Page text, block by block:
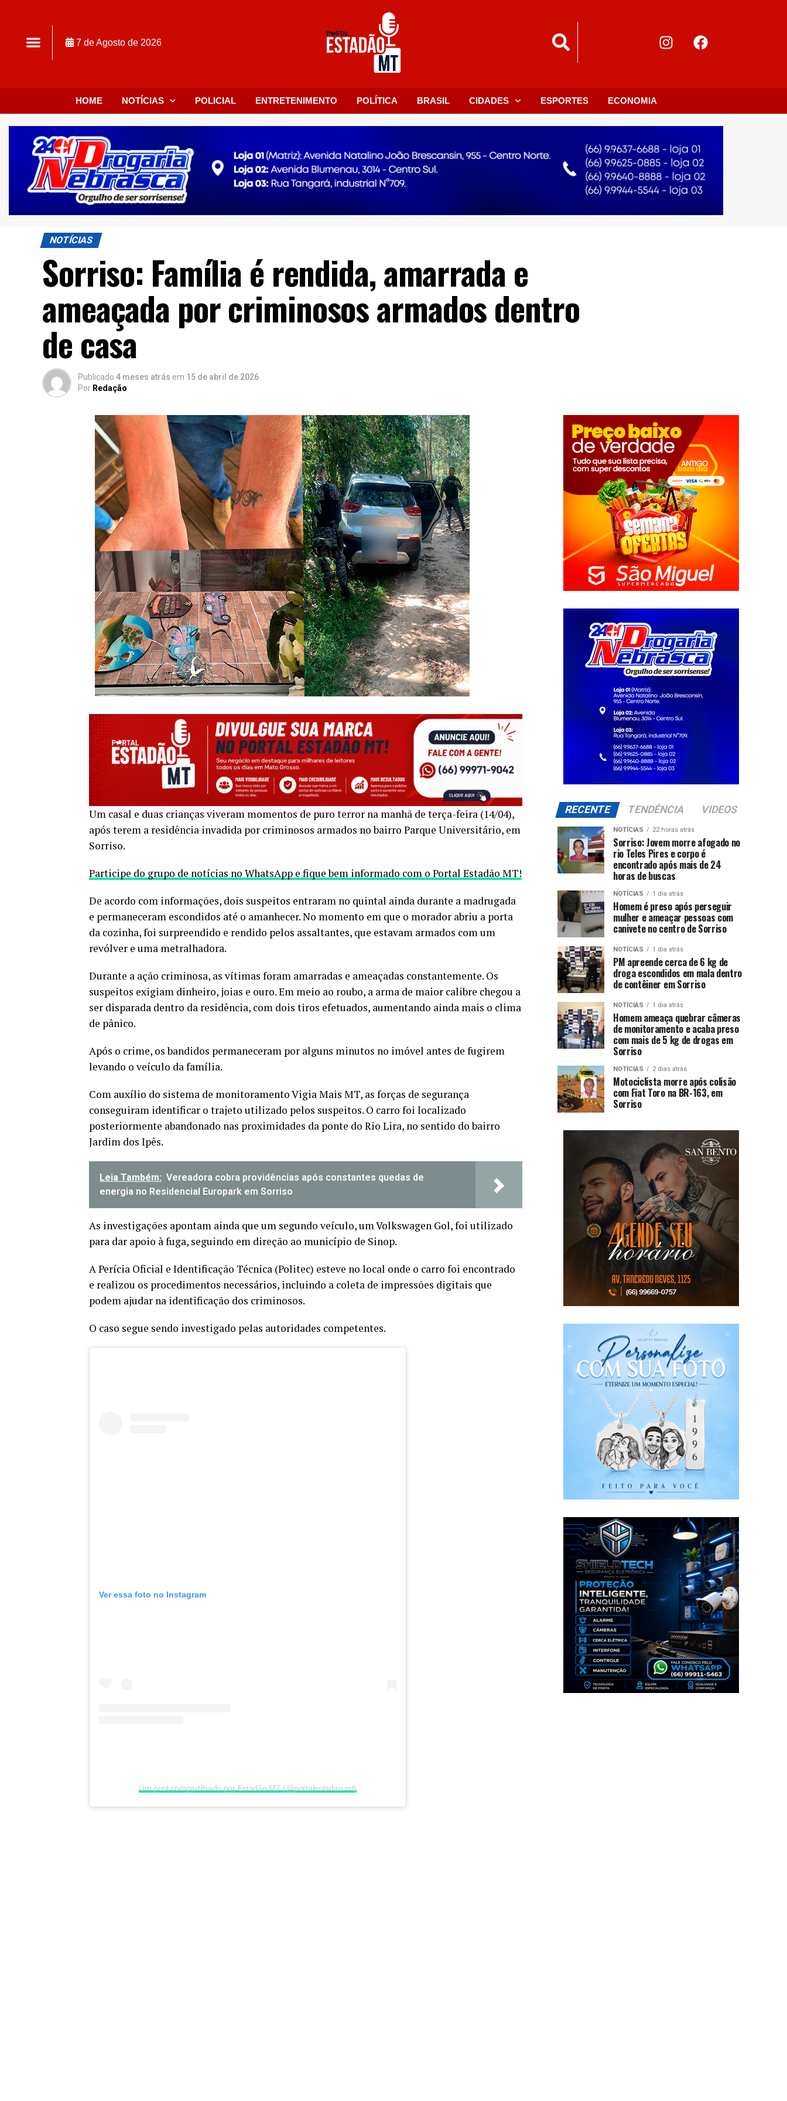
7 de Agosto de 2026
HOME NOTÍCIAS POLICIAL ENTRETENIMENTO POLÍTICA BRASIL CIDADES ESPORTES ECONOMIA
NOTÍCIAS
Sorriso: Família é rendida, amarrada e
ameaçada por criminosos armados dentro
de casa
Publicado 4 meses atrás em 15 de abril de 2026
Por Redação
Um casal e duas crianças viveram momentos de puro terror na manhã de terça-feira (14/04),
após terem a residência invadida por criminosos armados no bairro Parque Universitário, em
Sorriso.
Participe do grupo de notícias no WhatsApp e fique bem informado com o Portal Estadão MT!
De acordo com informações, dois suspeitos entraram no quintal ainda durante a madrugada
e permaneceram escondidos até o amanhecer. No momento em que o morador abriu a porta
da cozinha, foi surpreendido e rendido pelos assaltantes, que estavam armados com um
revólver e uma metralhadora.
Durante a ação criminosa, as vítimas foram amarradas e ameaçadas constantemente. Os
suspeitos exigiam dinheiro, joias e ouro. Em meio ao roubo, a arma de maior calibre chegou a
ser disparada dentro da residência, com dois tiros efetuados, aumentando ainda mais o clima
de pânico.
Após o crime, os bandidos permaneceram por alguns minutos no imóvel antes de fugirem
levando o veículo da família.
Com auxílio do sistema de monitoramento Vigia Mais MT, as forças de segurança
conseguiram identificar o trajeto utilizado pelos suspeitos. O carro foi localizado
posteriormente abandonado nas proximidades da ponte do Rio Lira, no sentido do bairro
Jardim dos Ipês.
Leia Também: Vereadora cobra providências após constantes quedas de
energia no Residencial Europark em Sorriso
As investigações apontam ainda que um segundo veículo, um Volkswagen Gol, foi utilizado
para dar apoio à fuga, seguindo em direção ao município de Sinop.
A Perícia Oficial e Identificação Técnica (Politec) esteve no local onde o carro foi encontrado
e realizou os procedimentos necessários, incluindo a coleta de impressões digitais que
podem ajudar na identificação dos criminosos.
O caso segue sendo investigado pelas autoridades competentes.
Ver essa foto no Instagram
Um post compartilhado por Estadão MT (@portalestadao.mt)
RECENTE TENDÊNCIA VIDEOS
NOTÍCIAS 22 horas atrás
Sorriso: Jovem morre afogado no
rio Teles Pires e corpo é
encontrado após mais de 24
horas de buscas
NOTÍCIAS 1 dia atrás
Homem é preso após perseguir
mulher e ameaçar pessoas com
canivete no centro de Sorriso
NOTÍCIAS 1 dia atrás
PM apreende cerca de 6 kg de
droga escondidos em mala dentro
de contêiner em Sorriso
NOTÍCIAS 1 dia atrás
Homem ameaça quebrar câmeras
de monitoramento e acaba preso
com mais de 5 kg de drogas em
Sorriso
NOTÍCIAS 2 dias atrás
Motociclista morre após colisão
com Fiat Toro na BR-163, em
Sorriso